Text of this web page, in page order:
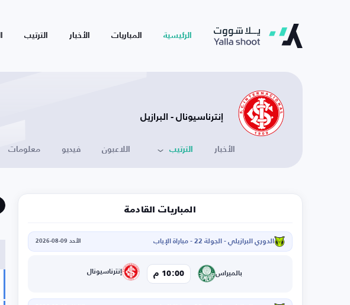
الرئيسية المباريات الأخبار الترتيب
إنترناسيونال - البرازيل
الأخبار الترتيب اللاعبون فيديو معلومات
المباريات القادمة
الدوري البرازيلي - الجولة 22 - مباراة الإياب الأحد 09-08-2026
بالميراس 10:00 م إنترناسيونال